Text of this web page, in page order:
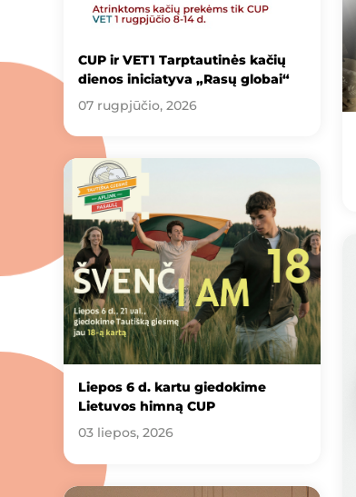
CUP ir VET1 Tarptautinės kačių
dienos iniciatyva „Rasų globai“
07 rugpjūčio, 2026
Liepos 6 d. kartu giedokime
Lietuvos himną CUP
03 liepos, 2026